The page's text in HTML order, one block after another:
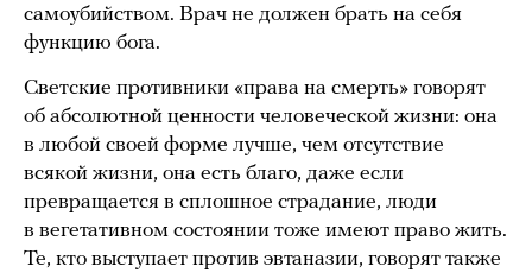
самоубийством. Врач не должен брать на себя
функцию бога.
Светские противники «права на смерть» говорят
об абсолютной ценности человеческой жизни: она
в любой своей форме лучше, чем отсутствие
всякой жизни, она есть благо, даже если
превращается в сплошное страдание, люди
в вегетативном состоянии тоже имеют право жить.
Те, кто выступает против эвтаназии, говорят также